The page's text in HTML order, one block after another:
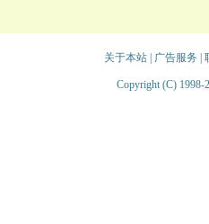
关于本站| 广告服务
Copyright (C) 1998-